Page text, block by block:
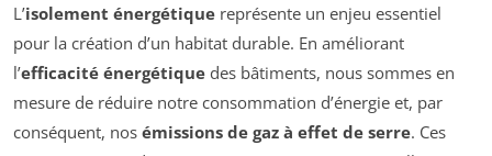
L’isolement énergétique représente un enjeu essentiel
pour la création d’un habitat durable. En améliorant
l’efficacité énergétique des bâtiments, nous sommes en
mesure de réduire notre consommation d’énergie et, par
conséquent, nos émissions de gaz à effet de serre. Ces